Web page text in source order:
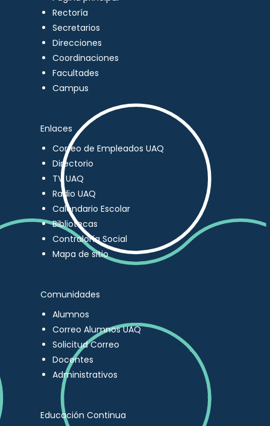
Rectoría
Secretarios
Direcciones
Coordinaciones
Facultades
Campus
Enlaces
Correo de Empleados UAQ
Directorio
TV UAQ
Radio UAQ
Calendario Escolar
Bibliotecas
Contraloría Social
Mapa de sitio
Comunidades
Alumnos
Correo Alumnos UAQ
Solicitud Correo
Docentes
Administrativos
Educación Continua